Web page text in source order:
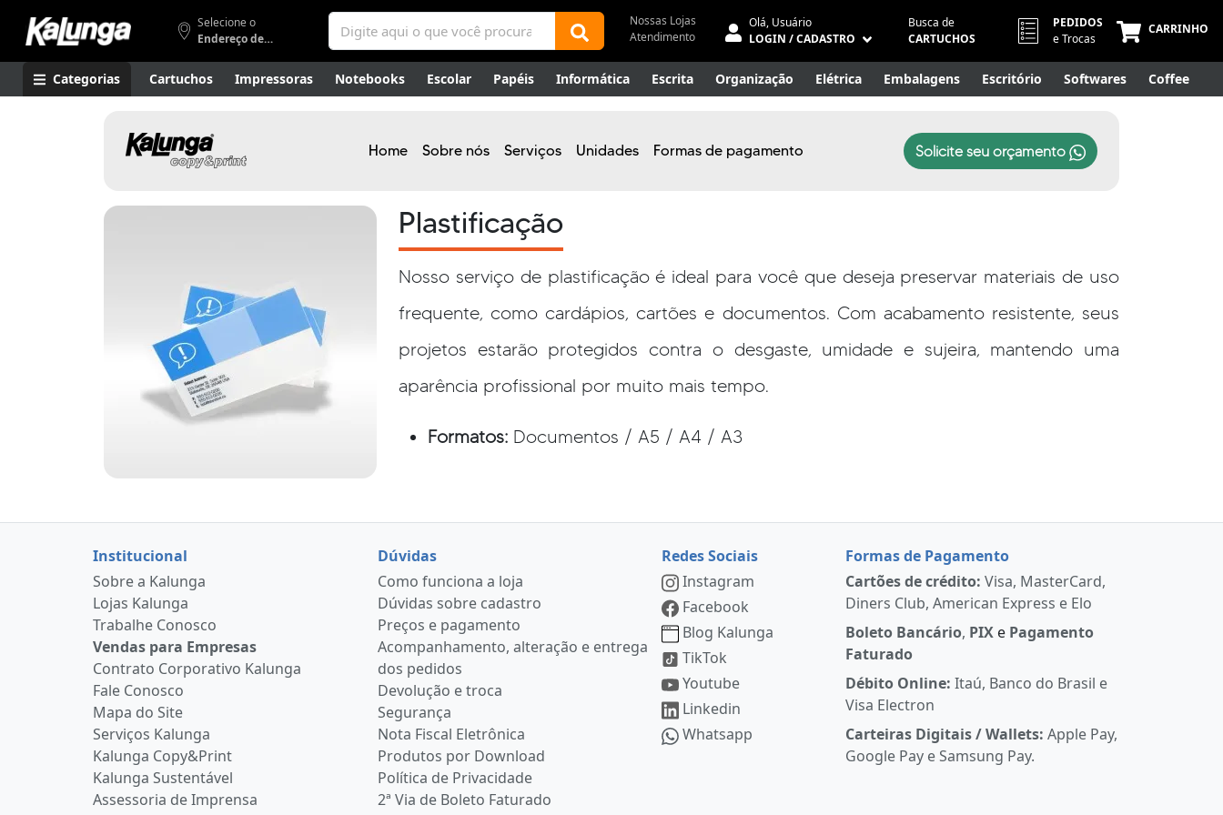
Selecione o
Endereço de entrega
Nossas Lojas
Atendimento
Olá, Usuário
LOGIN / CADASTRO
Busca de
CARTUCHOS
PEDIDOS
e Trocas
CARRINHO
Categorias Cartuchos Impressoras Notebooks Escolar Papéis Informática Escrita Organização Elétrica Embalagens Escritório Softwares Coffee
Canetas Luxo
Outlet
Home Sobre nós Serviços Unidades Formas de pagamento Solicite seu orçamento
Plastificação
Nosso serviço de plastificação é ideal para você que deseja preservar materiais de uso
frequente, como cardápios, cartões e documentos. Com acabamento resistente, seus
projetos estarão protegidos contra o desgaste, umidade e sujeira, mantendo uma
aparência profissional por muito mais tempo.
Formatos: Documentos / A5 / A4 / A3
Institucional
Sobre a Kalunga
Lojas Kalunga
Trabalhe Conosco
Vendas para Empresas
Contrato Corporativo Kalunga
Fale Conosco
Mapa do Site
Serviços Kalunga
Kalunga Copy&Print
Kalunga Sustentável
Assessoria de Imprensa
Dúvidas
Como funciona a loja
Dúvidas sobre cadastro
Preços e pagamento
Acompanhamento, alteração e entrega
dos pedidos
Devolução e troca
Segurança
Nota Fiscal Eletrônica
Produtos por Download
Política de Privacidade
2ª Via de Boleto Faturado
Redes Sociais
Instagram
Facebook
Blog Kalunga
TikTok
Youtube
Linkedin
Whatsapp
Formas de Pagamento
Cartões de crédito: Visa, MasterCard,
Diners Club, American Express e Elo
Boleto Bancário, PIX e Pagamento
Faturado
Débito Online: Itaú, Banco do Brasil e
Visa Electron
Carteiras Digitais / Wallets:Apple Pay,
Google Pay e Samsung Pay.